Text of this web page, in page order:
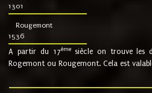
1301
Rougemont
1536
A partir du 17ème siècle on trouve les
Rogemont ou Rougemont. Cela est